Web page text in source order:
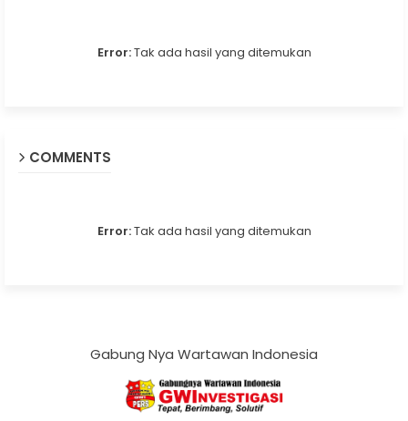
Error:Tak ada hasil yang ditemukan
COMMENTS
Error:Tak ada hasil yang ditemukan
Gabung Nya Wartawan Indonesia